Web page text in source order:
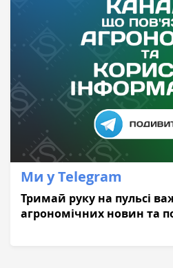
Ми у Telegram
Тримай руку на пульсі
агрономічних новин та